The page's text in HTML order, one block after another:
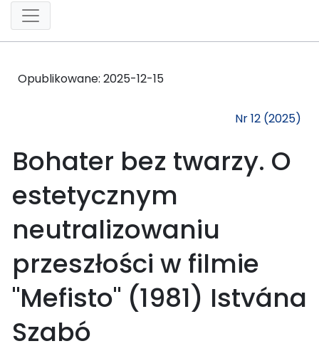
Opublikowane: 2025-12-15
Nr 12 (2025)
Bohater bez twarzy. O
estetycznym
neutralizowaniu
przeszłości w filmie
"Mefisto" (1981) Istvána
Szabó